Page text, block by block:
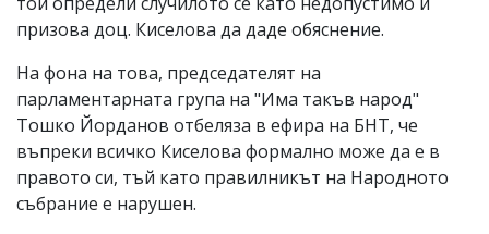
призова доц. Киселова да даде обяснение.
На фона на това, председателят на
парламентарната група на "Има такъв народ"
Тошко Йорданов отбеляза в ефира на БНТ, че
въпреки всичко Киселова формално може да е в
правото си, тъй като правилникът на Народното
събрание е нарушен.